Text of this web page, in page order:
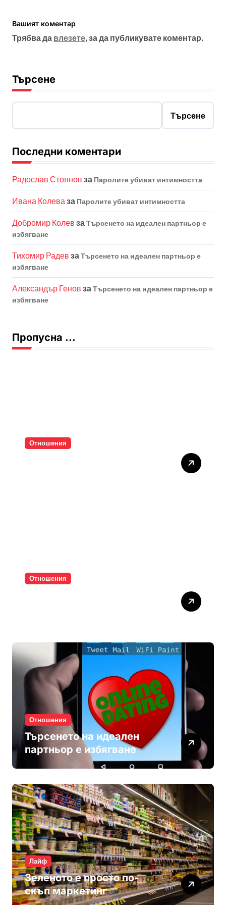
Вашият коментар
Трябва да влезете, за да публикувате коментар.
Търсене
Търсене
Последни коментари
Радослав Стоянов за Паролите убиват интимността
Ивана Колеваза Паролите убиват интимността
Добромир Колев заТърсенето на идеален партньор е
избягване
Тихомир Радев заТърсенето на идеален партньор е
избягване
Александър Генов заТърсенето на идеален партньор е
избягване
Пропусна ...
Отношения
Отношения
Отношения
Търсенето на идеален
партньор е избягване
Лайф
Зеленото е просто по-
скъп маркетинг